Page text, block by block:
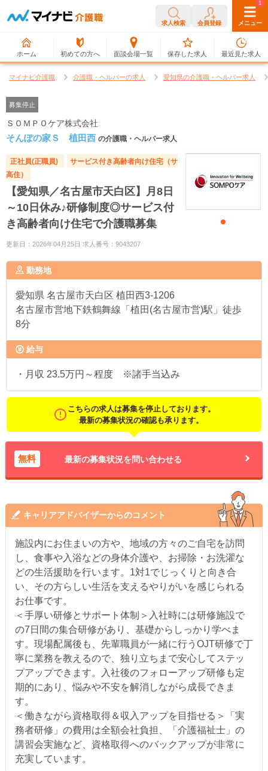
求人検索 会員登録 メニュー
ホーム 初めての方へ 面談会場一覧
0
保存した求人
1
最近見た求人
マイナビ介護職 介護職・ヘルパーの求人 愛知県の介護職・ヘルパー求人
募集停止
ＳＯＭＰＯケア株式会社
そんぽの家Ｓ 植田西 の介護職・ヘルパー求人
正社員(正職員)
サービス付き高齢者向け住宅（サ
高住）
【愛知県／名古屋市天白区】月8日
～10日休み♪研修制度◎サービス付
き高齢者向け住宅で介護職募集
更新日：2026年04月25日 求人番号：9043207
勤務地
愛知県 名古屋市天白区 植田西3-1206
名古屋市営地下鉄鶴舞線「植田(名古屋市営)駅」徒歩
8分
給与
・月収 23.5万円～程度 ※諸手当込み
こちらの求人は募集を停止しております。
最新の募集状況の確認も承ります。
無料 最新の募集状況を問い合わせる
キャリアアドバイザーからのコメント
施設内にお住まいの方や、地域の方々のご自宅を訪問
し、食事や入浴などの身体介護や、お掃除・お洗濯な
どの生活援助を行います。1対1でじっくりと向き合
い、その方らしい生活を支えるやりがいを感じられる
お仕事です。
＜手厚い研修とサポート体制＞入社時には研修施設で
の7日間の集合研修があり、基礎からしっかり学べま
す。現場配属後も、先輩職員が一緒に行うOJT研修で丁
寧に業務を教えるので、独り立ちまで安心してステッ
プアップできます。入社後のフォローアップ研修も定
期的にあり、悩みや不安を解消しながら成長できま
す。
＜働きながら資格取得＆収入アップを目指せる＞「実
務者研修」の費用は全額会社負担、「介護福祉士」の
講習会実施など、資格取得へのバックアップが非常に
充実しています。